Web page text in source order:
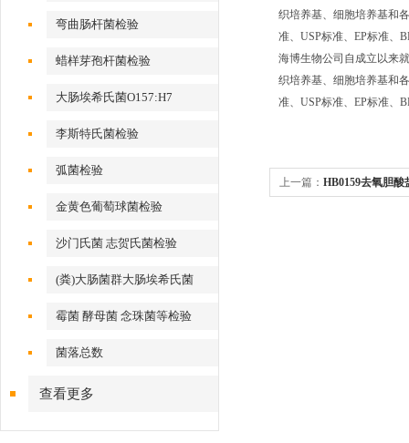
弯曲肠杆菌检验
蜡样芽孢杆菌检验
大肠埃希氏菌O157:H7
李斯特氏菌检验
弧菌检验
金黄色葡萄球菌检验
沙门氏菌 志贺氏菌检验
(粪)大肠菌群大肠埃希氏菌
霉菌 酵母菌 念珠菌等检验
菌落总数
查看更多
织培养基、细胞培养基和
准、USP标准、EP标准、
海博生物公司自成立以来
织培养基、细胞培养基和
准、USP标准、EP标准、
上一篇： HB0159去氧胆